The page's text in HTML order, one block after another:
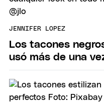
JENNIFER LOPEZ
Los tacones
usó más de una